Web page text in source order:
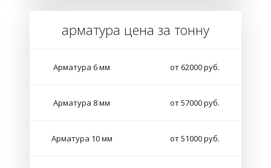
арматура цена за тонну
Арматура 6 мм от 62000 руб.
Арматура 8 мм от 57000 руб.
Арматура 10 мм от 51000 руб.